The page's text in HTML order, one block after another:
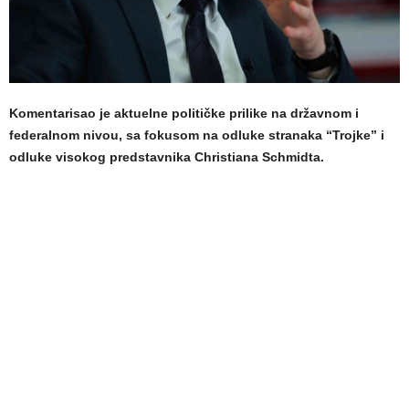
Komentarisao je aktuelne političke prilike na državnom i
federalnom nivou, sa fokusom na odluke stranaka “Trojke” i
odluke visokog predstavnika Christiana Schmidta.